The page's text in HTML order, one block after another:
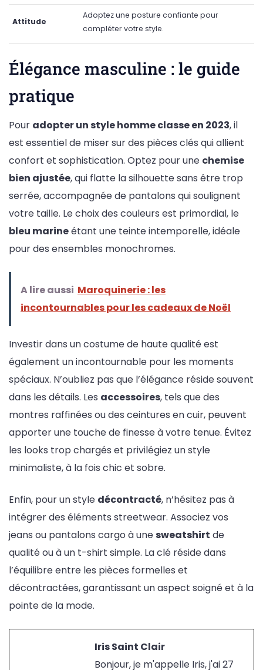
Attitude
Adoptez une posture confiante pour
compléter votre style.
Élégance masculine : le guide
pratique
Pour adopter un style homme classe en 2023, il
est essentiel de miser sur des pièces clés qui allient
confort et sophistication. Optez pour une chemise
bien ajustée, qui flatte la silhouette sans être trop
serrée, accompagnée de pantalons qui soulignent
votre taille. Le choix des couleurs est primordial, le
bleu marineétant une teinte intemporelle, idéale
pour des ensembles monochromes.
A lire aussi Maroquinerie : les
incontournables pour les cadeaux de Noël
Investir dans un costume de haute qualité est
également un incontournable pour les moments
spéciaux. N’oubliez pas que l’élégance réside souvent
dans les détails. Les accessoires, tels que des
montres raffinées ou des ceintures en cuir, peuvent
apporter une touche de finesse à votre tenue. Évitez
les looks trop chargés et privilégiez un style
minimaliste, à la fois chic et sobre.
Enfin, pour un style décontracté, n’hésitez pas à
intégrer des éléments streetwear. Associez vos
jeans ou pantalons cargo à une sweatshirt de
qualité ou à un t-shirt simple. La clé réside dans
l’équilibre entre les pièces formelles et
décontractées, garantissant un aspect soigné et à la
pointe de la mode.
Iris Saint Clair
Bonjour, je m'appelle Iris, j'ai 27